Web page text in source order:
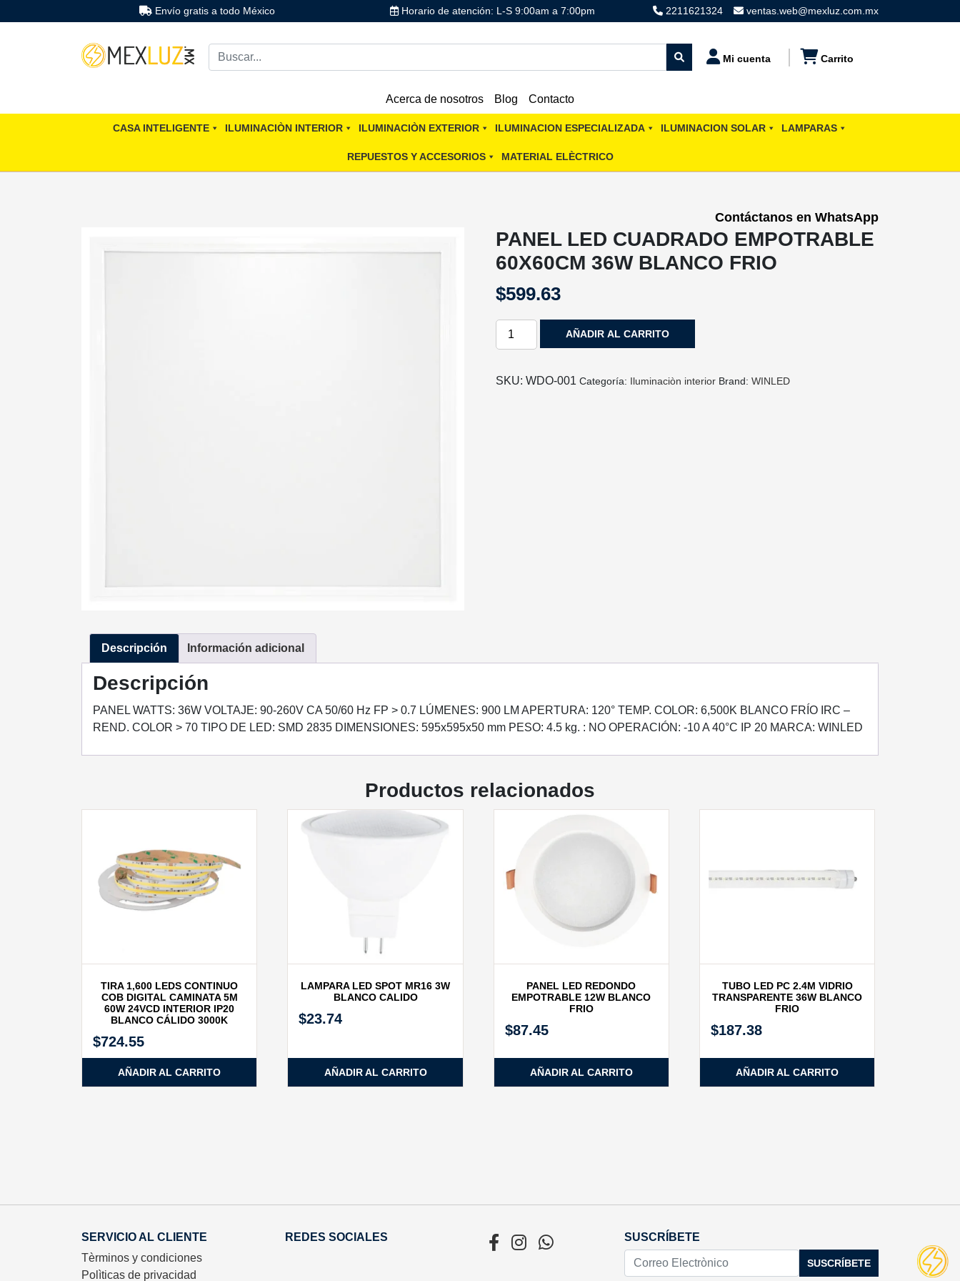
Envío gratis a todo México Horario de atención: L-S 9:00am a 7:00pm 2211621324 ventas.web@mexluz.com.mx
Mi cuenta Carrito
Acerca de nosotros Blog Contacto
CASA INTELIGENTE ILUMINACIÒN INTERIOR ILUMINACIÒN EXTERIOR ILUMINACION ESPECIALIZADA ILUMINACION SOLAR LAMPARAS
REPUESTOS Y ACCESORIOS MATERIAL ELÈCTRICO
Contáctanos en WhatsApp
PANEL LED CUADRADO EMPOTRABLE
60X60CM 36W BLANCO FRIO
$599.63
PANEL
EMPOTRABLE
AÑADIR AL CARRITO
SKU:WDO‐001 Categoría: Iluminaciòn interior Brand:WINLED
Descripción Información adicional
Descripción
PANEL WATTS: 36W VOLTAJE: 90-260V CA 50/60 Hz FP > 0.7 LÚMENES: 900 LM APERTURA: 120° TEMP. COLOR: 6,500K BLANCO FRÍO IRC –
REND. COLOR > 70 TIPO DE LED: SMD 2835 DIMENSIONES: 595x595x50 mm PESO: 4.5 kg. : NO OPERACIÓN: -10 A 40°C IP 20 MARCA: WINLED
Productos relacionados
TIRA 1,600 LEDS CONTINUO
COB DIGITAL CAMINATA 5M
60W 24VCD INTERIOR IP20
BLANCO CÁLIDO 3000K
$724.55
AÑADIR AL CARRITO
LAMPARA LED SPOT MR16 3W
BLANCO CALIDO
$23.74
AÑADIR AL CARRITO
PANEL LED REDONDO
EMPOTRABLE 12W BLANCO
FRIO
$87.45
AÑADIR AL CARRITO
TUBO LED PC 2.4M VIDRIO
TRANSPARENTE 36W BLANCO
FRIO
$187.38
AÑADIR AL CARRITO
SERVICIO AL CLIENTE
Tèrminos y condiciones
Polìticas de privacidad
REDES SOCIALES SUSCRÍBETE
SUSCRÍBETE